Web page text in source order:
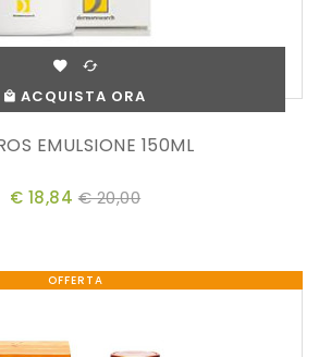
ACQUISTA ORA
EMULSIONE 150ML
€ 18,84 € 20,00
OFFERTA